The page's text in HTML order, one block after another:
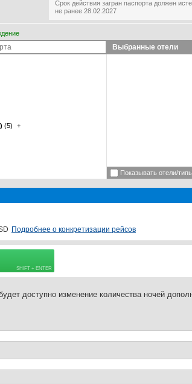
Срок действия загран паспорта должен
не ранее 28.02.2027
Показывать отели/
Выбранные отели
(5)
+
Подробнее о конкретизации рейсов
2] =65.0USDПодробнее о визе
о страховке
доступно изменение количества ночей